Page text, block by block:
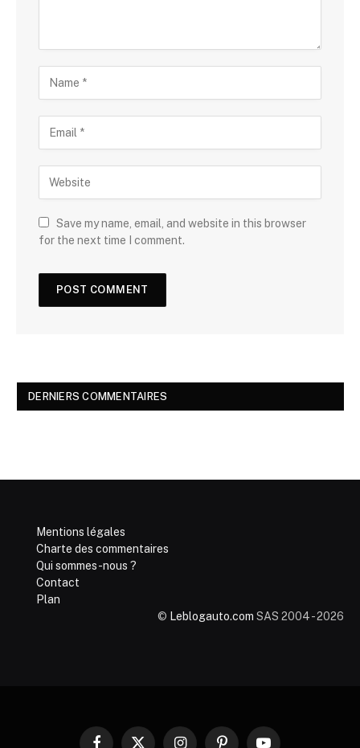
Save my name, email, and website in this browser
for the next time I comment.
DERNIERS COMMENTAIRES
Mentions légales
Charte des commentaires
Qui sommes-nous ?
Contact
Plan
© Leblogauto.com SAS 2004 - 2026